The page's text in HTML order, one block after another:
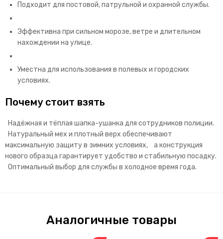
Подходит для постовой, патрульной и охранной службы.
Эффективна при сильном морозе, ветре и длительном
нахождении на улице.
Уместна для использования в полевых и городских
условиях.
Почему стоит взять
Надёжная и тёплая шапка-ушанка для сотрудников полиции.
Натуральный мех и плотный верх обеспечивают
максимальную защиту в зимних условиях, а конструкция
нового образца гарантирует удобство и стабильную посадку.
Оптимальный выбор для службы в холодное время года.
Аналогичные товары